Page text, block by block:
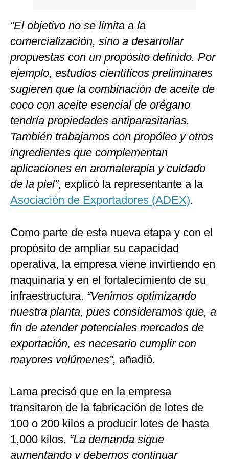
“El objetivo no se limita a la
comercialización, sino a desarrollar
propuestas con un propósito definido. Por
ejemplo, estudios científicos preliminares
sugieren que la combinación de aceite de
coco con aceite esencial de orégano
tendría propiedades antiparasitarias.
También trabajamos con propóleo y otros
ingredientes que complementan
aplicaciones en aromaterapia y cuidado
de la piel”, explicó la representante a la
Asociación de Exportadores (ADEX).
Como parte de esta nueva etapa y con el
propósito de ampliar su capacidad
operativa, la empresa viene invirtiendo en
maquinaria y en el fortalecimiento de su
infraestructura. “Venimos optimizando
nuestra planta, pues consideramos que, a
fin de atender potenciales mercados de
exportación, es necesario cumplir con
mayores volúmenes”, añadió.
Lama precisó que en la empresa
transitaron de la fabricación de lotes de
100 o 200 kilos a producir lotes de hasta
1,000 kilos. “La demanda sigue
aumentando y debemos continuar